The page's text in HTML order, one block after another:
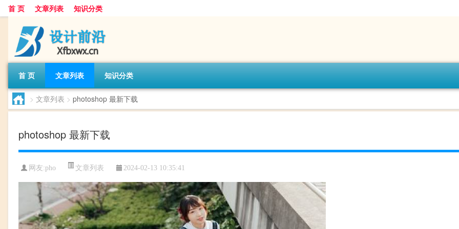
首 页 文章列表 知识分类
首 页 文章列表 知识分类
> 文章列表 > photoshop 最新下载
photoshop 最新下载
网友:pho 文章列表 2024-02-13 10:35:41